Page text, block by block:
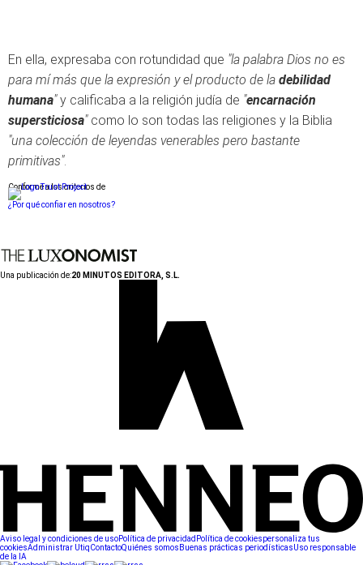
En ella, expresaba con rotundidad que "la palabra Dios no es
para mí más que la expresión y el producto de la debilidad
humana"y calificaba a la religión judía de "encarnación
supersticiosa"como lo son todas las religiones y la Biblia
"una colección de leyendas venerables pero bastante
primitivas".
Conforme a los criterios de
¿Por qué confiar en nosotros?
Una publicación de:20 MINUTOS EDITORA, S.L.
Aviso legal y condiciones de usoPolítica de privacidad Política de cookiespersonaliza tus
cookiesAdministrar UtiqContactoQuiénes somos Buenas prácticas periodísticasUso responsable
de la IA